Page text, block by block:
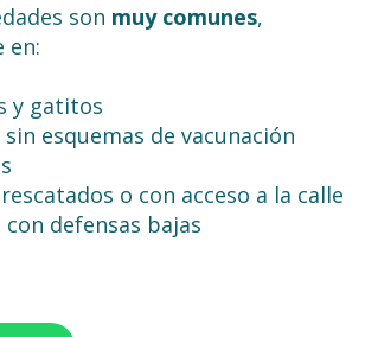
son muy comunes,
en:
y gatitos
esquemas de vacunación
o con acceso a la calle
con defensas bajas